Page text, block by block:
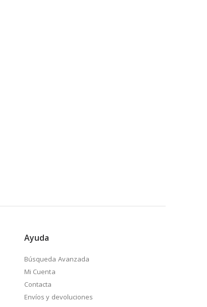
Ayuda
Búsqueda Avanzada
Mi Cuenta
Contacta
Envíos y devoluciones